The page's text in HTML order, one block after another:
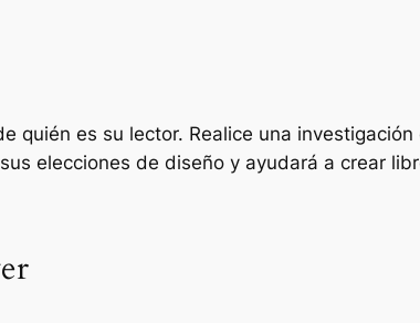
quién es su lector. Realice una
elecciones de diseño y ayudará a crear